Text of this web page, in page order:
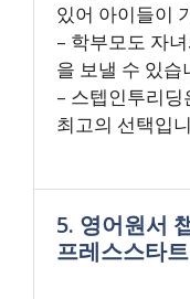
있어 아이들이
– 학부모도 자
을 보낼 수 있습
– 스텝인투리
최고의 선택입
5. 영어원서
프레스스타